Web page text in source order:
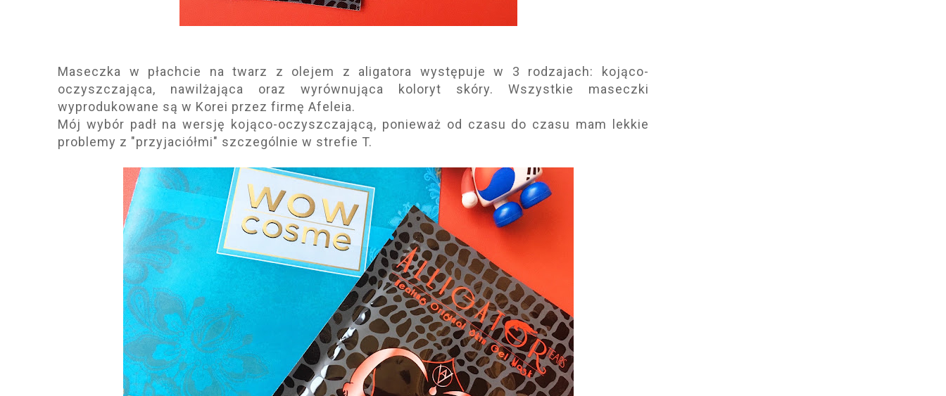
Maseczka w płachcie na twarz z olejem z aligatora występuje w 3 rodzajach: kojąco-
oczyszczająca, nawilżająca oraz wyrównująca koloryt skóry. Wszystkie maseczki
wyprodukowane są w Korei przez firmę Afeleia.
Mój wybór padł na wersję kojąco-oczyszczającą, ponieważ od czasu do czasu mam lekkie
problemy z "przyjaciółmi" szczególnie w strefie T.